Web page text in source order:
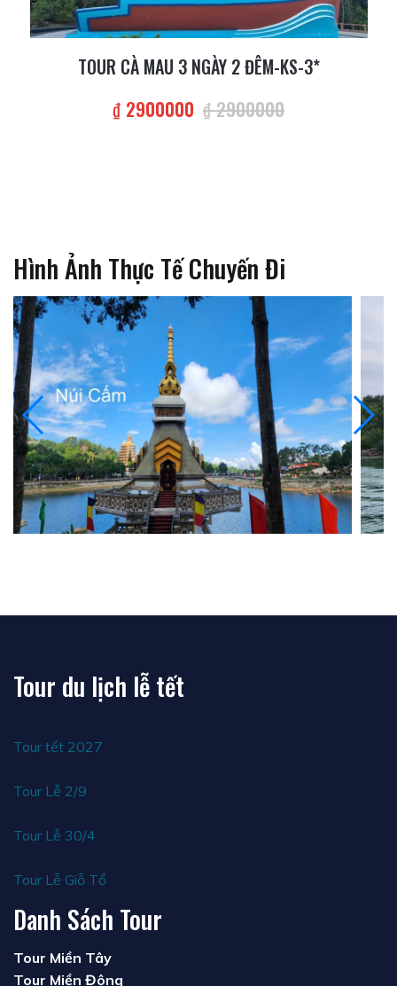
TOUR CÀ MAU 3 NGÀY 2 ĐÊM-KS-3*
₫ 2900000 ₫ 2900000
Hình Ảnh Thực Tế Chuyến Đi
Tour du lịch lễ tết
Tour tết 2027
Tour Lễ 2/9
Tour Lễ 30/4
Tour Lễ Giỗ Tổ
Danh Sách Tour
Tour Miền Tây
Tour Miền Đông